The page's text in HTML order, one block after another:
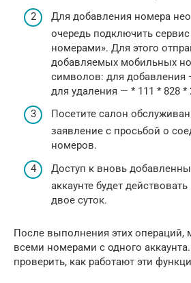
Для добавления номера
очередь подключить
номерами». Для этого
добавляемых мобильных
символов: для добавления
для удаления — * 111 * 828 *
Посетите салон
заявление с просьбой о
номеров.
Доступ к вновь
аккаунте будет
двое суток.
После выполнения этих операций,
всеми номерами с одного
проверить, как работают эти